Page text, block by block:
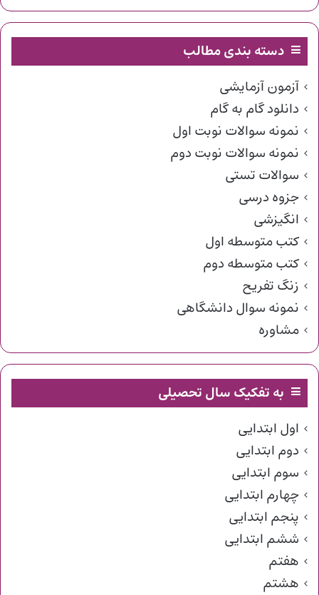
دسته بندی مطالب
آزمون آزمایشی
دانلود گام به گام
نمونه سوالات نوبت اول
نمونه سوالات نوبت دوم
سوالات تستی
جزوه درسی
انگیزشی
کتب متوسطه اول
کتب متوسطه دوم
زنگ تفریح
نمونه سوال دانشگاهی
مشاوره
به تفکیک سال تحصیلی
اول ابتدایی
دوم ابتدایی
سوم ابتدایی
چهارم ابتدایی
پنجم ابتدایی
ششم ابتدایی
هفتم
هشتم